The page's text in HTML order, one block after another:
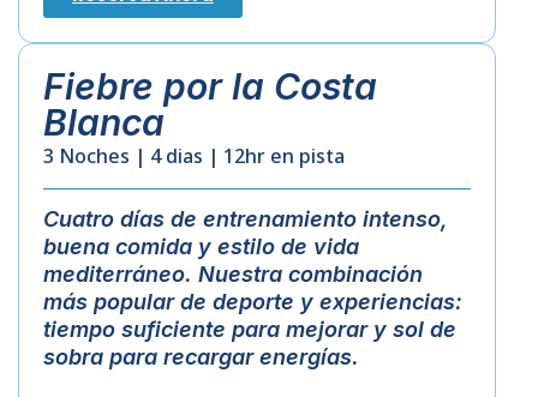
Fiebre por la Costa
Blanca
3 Noches | 4 dias | 12hr en pista
Cuatro días de entrenamiento intenso,
buena comida y estilo de vida
mediterráneo. Nuestra combinación
más popular de deporte y experiencias:
tiempo suficiente para mejorar y sol de
sobra para recargar energías.